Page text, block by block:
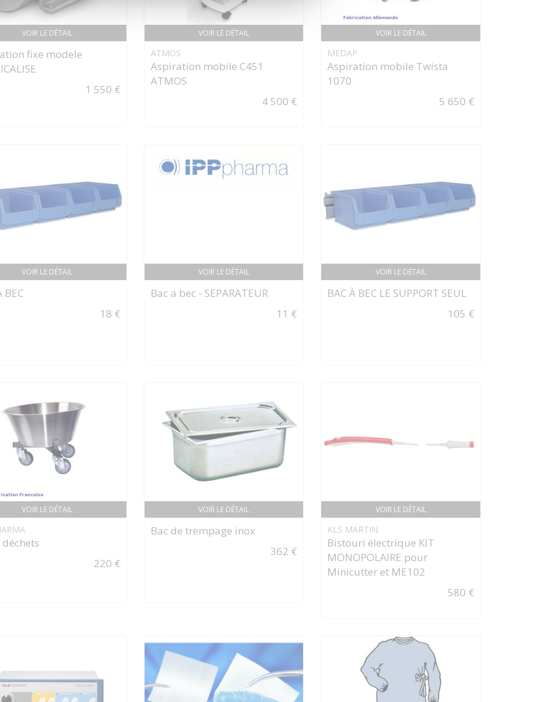
VOIR LE DÉTAIL
fixe modele
1 550 €
VOIR LE DÉTAIL
ATMOS
Aspiration mobile C451
ATMOS
4 500 €
VOIR LE DÉTAIL
MEDAP
Aspiration mobile Twista
1070
5 650 €
VOIR LE DÉTAIL
BEC
18 €
VOIR LE DÉTAIL
Bac a bec - SEPARATEUR
11 €
VOIR LE DÉTAIL
BAC À BEC LE SUPPORT SEUL
105 €
VOIR LE DÉTAIL
220 €
VOIR LE DÉTAIL
Bac de trempage inox
362 €
VOIR LE DÉTAIL
KLS MARTIN
Bistouri électrique KIT
MONOPOLAIRE pour
Minicutter et ME102
580 €